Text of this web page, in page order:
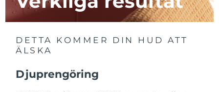
DETTA KOMMER DIN HUD ATT
ÄLSKA
Djuprengöring
Kazakstan Förväntad leverans11/08/2026
Kuwait
09/08/2026
Lettland